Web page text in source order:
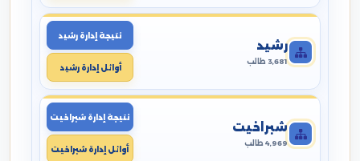
رشيد
3,681 طالب
نتيجة إدارة رشيد
أوائل إدارة رشيد
شبراخيت
4,969 طالب
نتيجة إدارة شبراخيت
أوائل إدارة شبراخيت